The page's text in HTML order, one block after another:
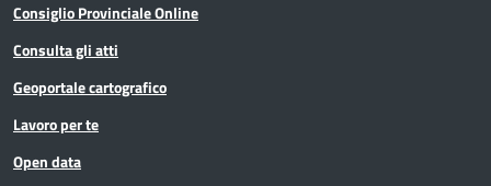
Consiglio Provinciale Online
Consulta gli atti
Geoportale cartografico
Lavoro per te
Open data